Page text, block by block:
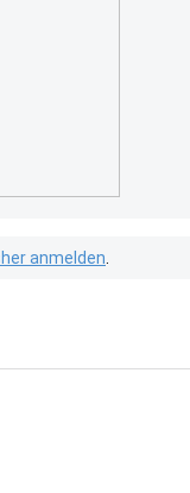
anmelden